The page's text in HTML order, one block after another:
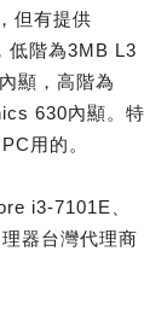
但有提供
低階為3MB L3
顯，高階為
630內顯。特
用的。
i3-7101E、
器台灣代理商